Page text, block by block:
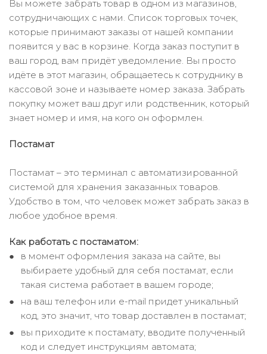
Вы можете забрать товар в одном из магазинов,
сотрудничающих с нами. Список торговых точек,
которые принимают заказы от нашей компании
появится у вас в корзине. Когда заказ поступит в
ваш город, вам придёт уведомление. Вы просто
идёте в этот магазин, обращаетесь к сотруднику в
кассовой зоне и называете номер заказа. Забрать
покупку может ваш друг или родственник, который
знает номер и имя, на кого он оформлен.
Постамат
Постамат – это терминал с автоматизированной
системой для хранения заказанных товаров.
Удобство в том, что человек может забрать заказ в
любое удобное время.
Как работать с постаматом:
в момент оформления заказа на сайте, вы
выбираете удобный для себя постамат, если
такая система работает в вашем городе;
на ваш телефон или e-mail придет уникальный
код, это значит, что товар доставлен в постамат;
вы приходите к постамату, вводите полученный
код и следует инструкциям автомата;